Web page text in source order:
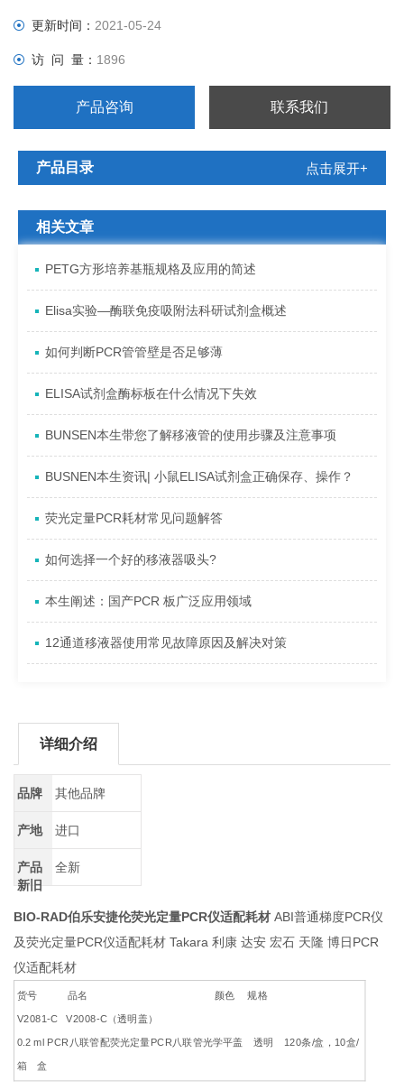
更新时间：2021-05-24
访 问 量： 1896
产品咨询 联系我们
产品目录 点击展开+
相关文章
PETG方形培养基瓶规格及应用的简述
Elisa实验—酶联免疫吸附法科研试剂盒概述
如何判断PCR管管壁是否足够薄
ELISA试剂盒酶标板在什么情况下失效
BUNSEN本生带您了解移液管的使用步骤及注意事项
BUSNEN本生资讯| 小鼠ELISA试剂盒正确保存、操作？
荧光定量PCR耗材常见问题解答
如何选择一个好的移液器吸头?
本生阐述：国产PCR 板广泛应用领域
12通道移液器使用常见故障原因及解决对策
详细介绍
品牌 其他品牌
产地 进口
产品
新旧
全新
BIO-RAD伯乐安捷伦荧光定量PCR仪适配耗材 ABI普通梯度PCR仪
及荧光定量PCR仪适配耗材 Takara 利康 达安 宏石 天隆 博日PCR
仪适配耗材
货号 品名 颜色 规格
V2081-C V2008-C（透明盖）
0.2 ml PCR八联管配荧光定量PCR八联管光学平盖 透明 120条/盒，10盒/
箱 盒